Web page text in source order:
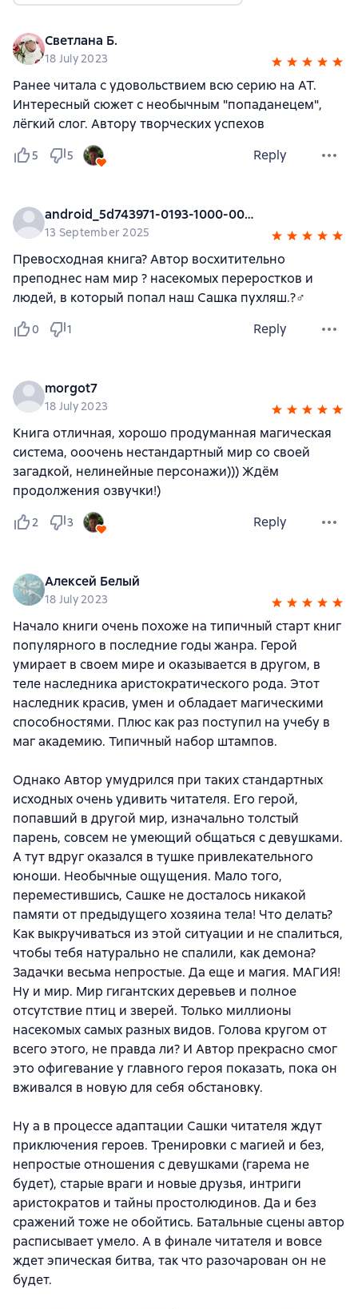
Светлана Б.
18 July 2023
Ранее читала с удовольствием всю серию на АТ.
Интересный сюжет с необычным "попаданецем",
лёгкий слог. Автору творческих успехов
5 5 Reply
android_5d743971-0193-1000-0000-000000000000
13 September 2025
Превосходная книга? Автор восхитительно
преподнес нам мир ? насекомых переростков и
людей, в который попал наш Сашка пухляш.?‍♂️
0 1 Reply
morgot7
18 July 2023
Книга отличная, хорошо продуманная магическая
система, ооочень нестандартный мир со своей
загадкой, нелинейные персонажи))) Ждём
продолжения озвучки!)
2 3 Reply
Алексей Белый
18 July 2023
Начало книги очень похоже на типичный старт книг
популярного в последние годы жанра. Герой
умирает в своем мире и оказывается в другом, в
теле наследника аристократического рода. Этот
наследник красив, умен и обладает магическими
способностями. Плюс как раз поступил на учебу в
маг академию. Типичный набор штампов.
Однако Автор умудрился при таких стандартных
исходных очень удивить читателя. Его герой,
попавший в другой мир, изначально толстый
парень, совсем не умеющий общаться с девушками.
А тут вдруг оказался в тушке привлекательного
юноши. Необычные ощущения. Мало того,
переместившись, Сашке не досталось никакой
памяти от предыдущего хозяина тела! Что делать?
Как выкручиваться из этой ситуации и не спалиться,
чтобы тебя натурально не спалили, как демона?
Задачки весьма непростые. Да еще и магия. МАГИЯ!
Ну и мир. Мир гигантских деревьев и полное
отсутствие птиц и зверей. Только миллионы
насекомых самых разных видов. Голова кругом от
всего этого, не правда ли? И Автор прекрасно смог
это офигевание у главного героя показать, пока он
вживался в новую для себя обстановку.
Ну а в процессе адаптации Сашки читателя ждут
приключения героев. Тренировки с магией и без,
непростые отношения с девушками (гарема не
будет), старые враги и новые друзья, интриги
аристократов и тайны простолюдинов. Да и без
сражений тоже не обойтись. Батальные сцены автор
расписывает умело. А в финале читателя и вовсе
ждет эпическая битва, так что разочарован он не
будет.